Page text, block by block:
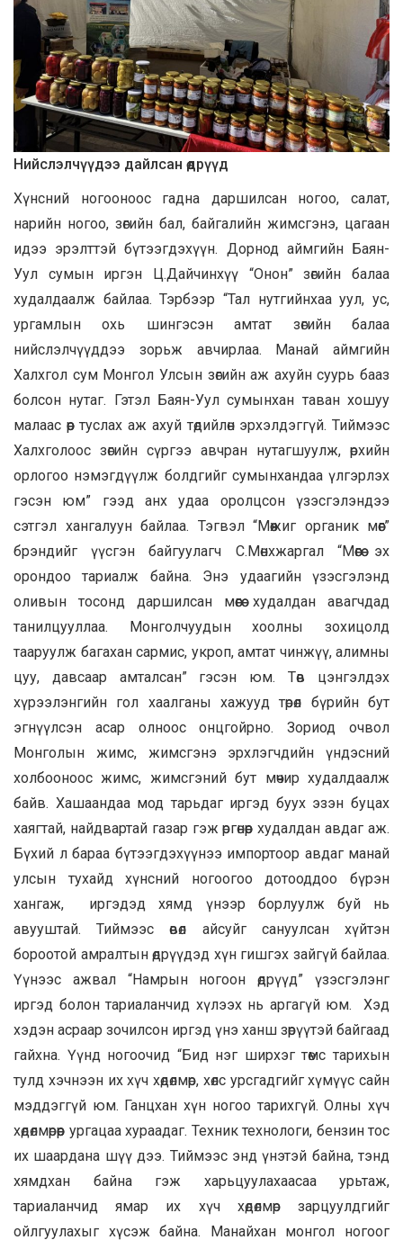
Нийслэлчүүдээ дайлсан өдрүүд
Хүнсний ногооноос гадна даршилсан ногоо, салат,
нарийн ногоо, зөгийн бал, байгалийн жимсгэнэ, цагаан
идээ эрэлттэй бүтээгдэхүүн. Дорнод аймгийн Баян-
Уул сумын иргэн Ц.Дайчинхүү “Онон” зөгийн балаа
худалдаалж байлаа. Тэрбээр “Тал нутгийнхаа уул, ус,
ургамлын охь шингэсэн амтат зөгийн балаа
нийслэлчүүддээ зорьж авчирлаа. Манай аймгийн
Халхгол сум Монгол Улсын зөгийн аж ахуйн суурь бааз
болсон нутаг. Гэтэл Баян-Уул сумынхан таван хошуу
малаас өөр туслах аж ахуй төдийлөн эрхэлдэггүй. Тиймээс
Халхголоос зөгийн сүргээ авчран нутагшуулж, өрхийн
орлогоо нэмэгдүүлж болдгийг сумынхандаа үлгэрлэх
гэсэн юм” гээд анх удаа оролцсон үзэсгэлэндээ
сэтгэл хангалуун байлаа. Тэгвэл “Мөөжиг органик мөөг”
брэндийг үүсгэн байгуулагч С.Мөнхжаргал “Мөөгөө эх
орондоо тариалж байна. Энэ удаагийн үзэсгэлэнд
оливын тосонд даршилсан мөөгөө худалдан авагчдад
танилцууллаа. Монголчуудын хоолны зохицолд
тааруулж багахан сармис, укроп, амтат чинжүү, алимны
цуу, давсаар амталсан” гэсэн юм. Төв цэнгэлдэх
хүрээлэнгийн гол хаалганы хажууд төрөл бүрийн бут
эгнүүлсэн асар олноос онцгойрно. Зориод очвол
Монголын жимс, жимсгэнэ эрхлэгчдийн үндэсний
холбооноос жимс, жимсгэний бут мөчир худалдаалж
байв. Хашаандаа мод тарьдаг иргэд буух эзэн буцах
хаягтай, найдвартай газар гэж өргөнөөр худалдан авдаг аж.
Бүхий л бараа бүтээгдэхүүнээ импортоор авдаг манай
улсын тухайд хүнсний ногоогоо дотооддоо бүрэн
хангаж, иргэдэд хямд үнээр борлуулж буй нь
авууштай. Тиймээс өвөл айсуйг сануулсан хүйтэн
бороотой амралтын өдрүүдэд хүн гишгэх зайгүй байлаа.
Үүнээс ажвал “Намрын ногоон өдрүүд” үзэсгэлэнг
иргэд болон тариаланчид хүлээх нь аргагүй юм. Хэд
хэдэн асраар зочилсон иргэд үнэ ханш зөрүүтэй байгаад
гайхна. Үүнд ногоочид “Бид нэг ширхэг төмс тарихын
тулд хэчнээн их хүч хөдөлмөр, хөлс урсгадгийг хүмүүс сайн
мэддэггүй юм. Ганцхан хүн ногоо тарихгүй. Олны хүч
хөдөлмөрөөр ургацаа хураадаг. Техник технологи, бензин тос
их шаардана шүү дээ. Тиймээс энд үнэтэй байна, тэнд
хямдхан байна гэж харьцуулахаасаа урьтаж,
тариаланчид ямар их хүч хөдөлмөр зарцуулдгийг
ойлгуулахыг хүсэж байна. Манайхан монгол ногоог